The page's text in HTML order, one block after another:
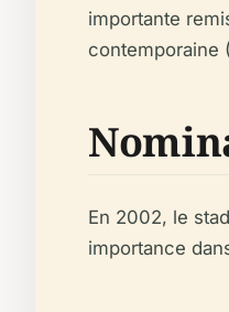
importante
contemporaine (
En 2002, le
importance